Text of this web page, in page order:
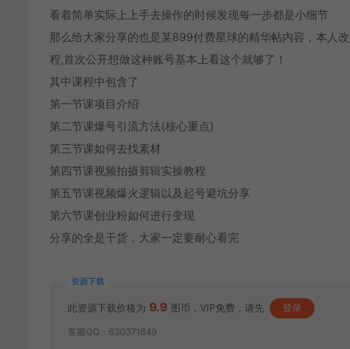
看着简单实际上上手去操作的时候发现每一步都是小细节
那么给大家分享的也是某899付费星球的精华帖内容，本人
程,首次公开想做这种账号基本上看这个就够了！
其中课程中包含了
第一节课项目介绍
第二节课爆号引流方法(核心重点)
第三节课如何去找素材
第四节课视频拍摄剪辑实操教程
第五节课视频爆火逻辑以及起号避坑分享
第六节课创业粉如何进行变现
分享的全是干货，大家一定要耐心看完
资源下载
此资源下载价格为 9.9 图币，VIP免费，请先 登录
客服QQ：630371849